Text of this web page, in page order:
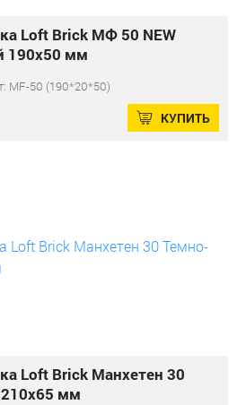
Loft Brick МФ 50 NEW
190x50 мм
MF-50 (190*20*50)
КУПИТЬ
Loft Brick Манхетен 30
мм